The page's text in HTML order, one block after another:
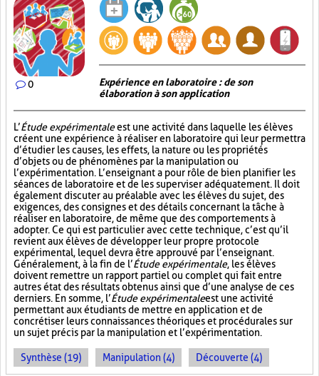
0
Expérience en laboratoire : de son
élaboration à son application
L’Étude expérimentaleest une activité dans laquelle les élèves
créent une expérience à réaliser en laboratoire qui leur permettra
d’étudier les causes, les effets, la nature ou les propriétés
d’objets ou de phénomènes par la manipulation ou
l’expérimentation. L’enseignant a pour rôle de bien planifier les
séances de laboratoire et de les superviser adéquatement. Il doit
également discuter au préalable avec les élèves du sujet, des
exigences, des consignes et des détails concernant la tâche à
réaliser en laboratoire, de même que des comportements à
adopter. Ce qui est particulier avec cette technique, c’est qu’il
revient aux élèves de développer leur propre protocole
expérimental, lequel devra être approuvé par l’enseignant.
Généralement, à la fin de l’Étude expérimentale, les élèves
doivent remettre un rapport partiel ou complet qui fait entre
autres état des résultats obtenus ainsi que d’une analyse de ces
derniers. En somme, l’Étude expérimentaleest une activité
permettant aux étudiants de mettre en application et de
concrétiser leurs connaissances théoriques et procédurales sur
un sujet précis par la manipulation et l’expérimentation.
Synthèse (19) Manipulation (4) Découverte (4)